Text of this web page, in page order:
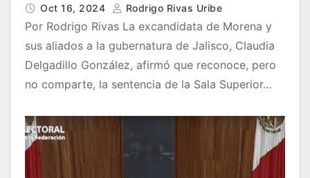
Oct 16, 2024 Rodrigo Rivas Uribe
Por Rodrigo Rivas La excandidata de Morena y
sus aliados a la gubernatura de Jalisco, Claudia
Delgadillo González, afirmó que reconoce, pero
no comparte, la sentencia de la Sala Superior…